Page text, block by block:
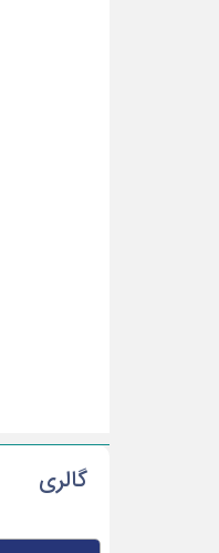
گالری